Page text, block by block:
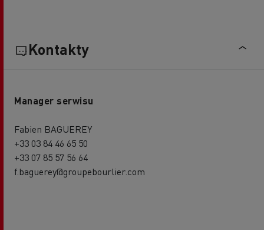
Kontakty
Manager serwisu
Fabien BAGUEREY
+33 03 84 46 65 50
+33 07 85 57 56 64
f.baguerey@groupebourlier.com